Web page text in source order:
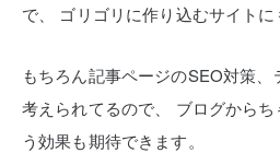
で、
ゴリゴリに作り込むサイトに
もちろん記事ページのSEO対策
考えられてるので、
ブログから
う効果も期待できます。